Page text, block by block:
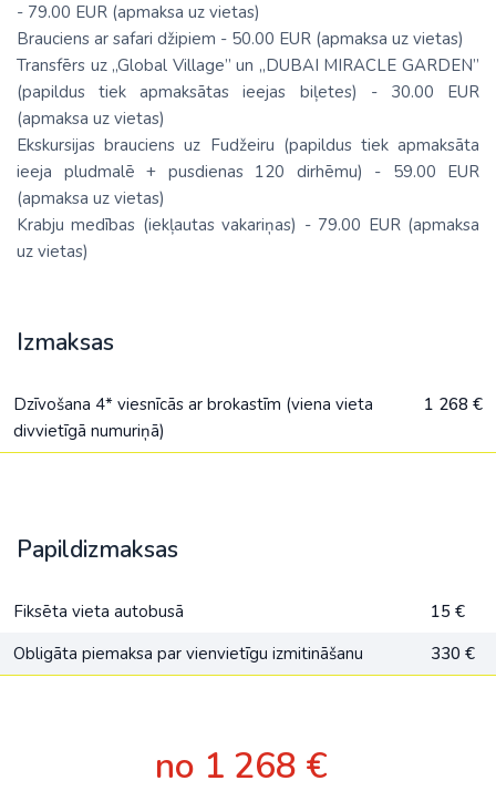
- 79.00 EUR (apmaksa uz vietas)
Brauciens ar safari džipiem - 50.00 EUR (apmaksa uz vietas)
Transfērs uz „Global Village” un „DUBAI MIRACLE GARDEN”
(papildus tiek apmaksātas ieejas biļetes) - 30.00 EUR
(apmaksa uz vietas)
Ekskursijas brauciens uz Fudžeiru (papildus tiek apmaksāta
ieeja pludmalē + pusdienas 120 dirhēmu) - 59.00 EUR
(apmaksa uz vietas)
Krabju medības (iekļautas vakariņas) - 79.00 EUR (apmaksa
uz vietas)
Izmaksas
Dzīvošana 4* viesnīcās ar brokastīm (viena vieta
divvietīgā numuriņā)
1 268 €
Papildizmaksas
Fiksēta vieta autobusā
15 €
Obligāta piemaksa par vienvietīgu izmitināšanu
330 €
no 1 268 €